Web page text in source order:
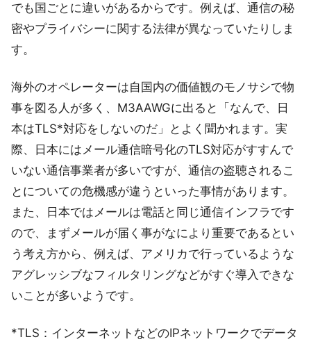
でも国ごとに違いがあるからです。例えば、通信の秘
密やプライバシーに関する法律が異なっていたりしま
す。
海外のオペレーターは自国内の価値観のモノサシで物
事を図る人が多く、M3AAWGに出ると「なんで、日
本はTLS*対応をしないのだ」とよく聞かれます。実
際、日本にはメール通信暗号化のTLS対応がすすんで
いない通信事業者が多いですが、通信の盗聴されるこ
とについての危機感が違うといった事情があります。
また、日本ではメールは電話と同じ通信インフラです
ので、まずメールが届く事がなにより重要であるとい
う考え方から、例えば、アメリカで行っているような
アグレッシブなフィルタリングなどがすぐ導入できな
いことが多いようです。
*TLS：インターネットなどのIPネットワークでデータ